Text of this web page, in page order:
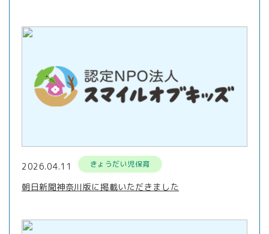
2026.04.11 きょうだい児保育
朝日新聞神奈川版に掲載いただきました